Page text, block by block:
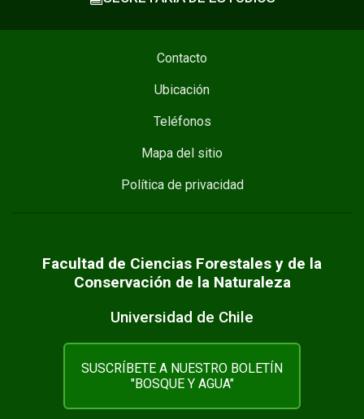
Contacto
Ubicación
Teléfonos
Mapa del sitio
Política de privacidad
Facultad de Ciencias Forestales y de la
Conservación de la Naturaleza
Universidad de Chile
SUSCRÍBETE A NUESTRO BOLETÍN
"BOSQUE Y AGUA"